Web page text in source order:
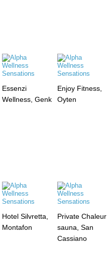
Essenzi
Wellness, Genk
Enjoy Fitness,
Oyten
Hotel Silvretta,
Montafon
Private Chaleur
sauna, San
Cassiano